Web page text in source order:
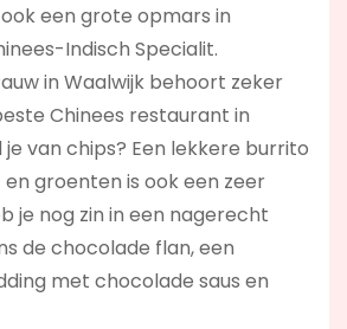
een grote opmars in
Indisch Specialit.
in Waalwijk behoort zeker
Chinees restaurant in
je van chips? Een lekkere burrito
groenten is ook een zeer
je nog zin in een nagerecht
de chocolade flan, een
met chocolade saus en